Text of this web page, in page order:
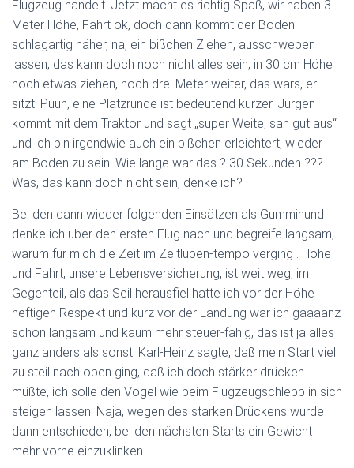
Flugzeug handelt. Jetzt macht es richtig Spaß, wir haben 3
Meter Höhe, Fahrt ok, doch dann kommt der Boden
schlagartig näher, na, ein bißchen Ziehen, ausschweben
lassen, das kann doch noch nicht alles sein, in 30 cm Höhe
noch etwas ziehen, noch drei Meter weiter, das wars, er
sitzt. Puuh, eine Platzrunde ist bedeutend kürzer. Jürgen
kommt mit dem Traktor und sagt „super Weite, sah gut aus“
und ich bin irgendwie auch ein bißchen erleichtert, wieder
am Boden zu sein. Wie lange war das ? 30 Sekunden ???
Was, das kann doch nicht sein, denke ich?
Bei den dann wieder folgenden Einsätzen als Gummihund
denke ich über den ersten Flug nach und begreife langsam,
warum für mich die Zeit im Zeitlupen-tempo verging . Höhe
und Fahrt, unsere Lebensversicherung, ist weit weg, im
Gegenteil, als das Seil herausfiel hatte ich vor der Höhe
heftigen Respekt und kurz vor der Landung war ich gaaaanz
schön langsam und kaum mehr steuer-fähig, das ist ja alles
ganz anders als sonst. Karl-Heinz sagte, daß mein Start viel
zu steil nach oben ging, daß ich doch stärker drücken
müßte, ich solle den Vogel wie beim Flugzeugschlepp in sich
steigen lassen. Naja, wegen des starken Drückens wurde
dann entschieden, bei den nächsten Starts ein Gewicht
mehr vorne einzuklinken.